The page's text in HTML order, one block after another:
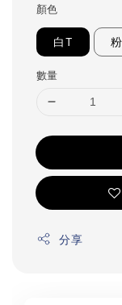
顏色
白T
數量
分享